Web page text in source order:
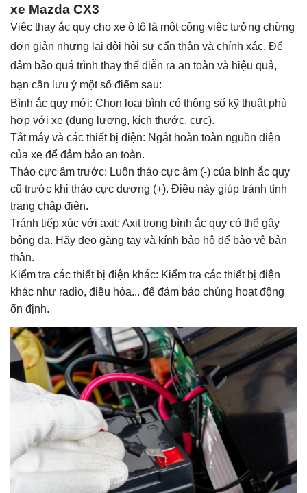
xe Mazda CX3
Việc thay ắc quy cho xe ô tô là một công việc tưởng chừng
đơn giản nhưng lại đòi hỏi sự cẩn thận và chính xác. Để
đảm bảo quá trình thay thế diễn ra an toàn và hiệu quả,
bạn cần lưu ý một số điểm sau:
Bình ắc quy mới: Chọn loại bình có thông số kỹ thuật phù
hợp với xe (dung lượng, kích thước, cực).
Tắt máy và các thiết bị điện: Ngắt hoàn toàn nguồn điện
của xe để đảm bảo an toàn.
Tháo cực âm trước: Luôn tháo cực âm (-) của bình ắc quy
cũ trước khi tháo cực dương (+). Điều này giúp tránh tình
trạng chập điện.
Tránh tiếp xúc với axit: Axit trong bình ắc quy có thể gây
bỏng da. Hãy đeo găng tay và kính bảo hộ để bảo vệ bản
thân.
Kiểm tra các thiết bị điện khác: Kiểm tra các thiết bị điện
khác như radio, điều hòa... để đảm bảo chúng hoạt động
ổn định.